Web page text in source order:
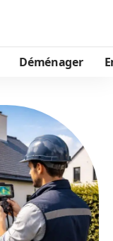
Déménager